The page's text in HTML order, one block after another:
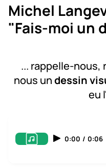
Michel
"Fais-moi un
... rappelle-
nous undessin
eu
0:00 / 0:06